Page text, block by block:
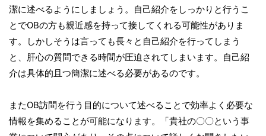
潔に述べるようにしましょう。自己紹介をしっかりと行うこ
とでOBの方も親近感を持って接してくれる可能性がありま
す。しかしそうは言っても長々と自己紹介を行ってしまう
と、肝心の質問できる時間が圧迫されてしまいます。自己紹
介は具体的且つ簡潔に述べる必要があるのです。
またOB訪問を行う目的について述べることで効率よく必要な
情報を集めることが可能になります。「貴社の〇〇という事